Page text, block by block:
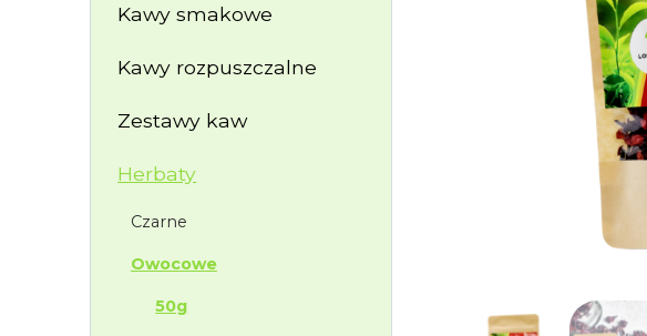
Kawy smakowe
Kawy rozpuszczalne
Zestawy kaw
Herbaty
Czarne
Owocowe
50g